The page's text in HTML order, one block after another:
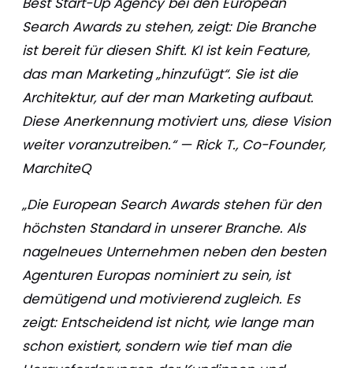
Search Awards zu stehen, zeigt: Die Branche
ist bereit für diesen Shift. KI ist kein Feature,
das man Marketing „hinzufügt“. Sie ist die
Architektur, auf der man Marketing aufbaut.
Diese Anerkennung motiviert uns, diese Vision
weiter voranzutreiben.“ — Rick T., Co-Founder,
MarchiteQ
„Die European Search Awards stehen für den
höchsten Standard in unserer Branche. Als
nagelneues Unternehmen neben den besten
Agenturen Europas nominiert zu sein, ist
demütigend und motivierend zugleich. Es
zeigt: Entscheidend ist nicht, wie lange man
schon existiert, sondern wie tief man die